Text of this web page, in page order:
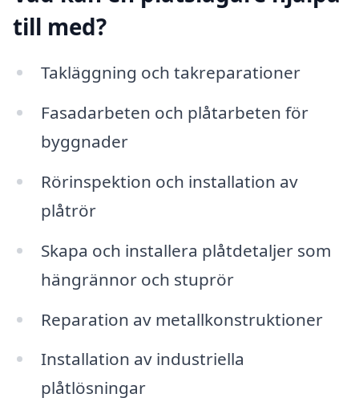
till med?
Takläggning och takreparationer
Fasadarbeten och plåtarbeten för
byggnader
Rörinspektion och installation av
plåtrör
Skapa och installera plåtdetaljer som
hängrännor och stuprör
Reparation av metallkonstruktioner
Installation av industriella
plåtlösningar